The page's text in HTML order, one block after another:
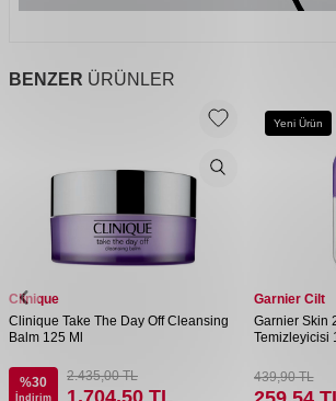
BENZER ÜRÜNLER
Clinique
Clinique Take The Day Off Cleansing
Balm 125 Ml
%30
İndirim
2.435,00TL
1.704,50 TL
Yeni Ürün
Garnier Cilt
Garnier Skin
Temizleyicisi
439,90TL